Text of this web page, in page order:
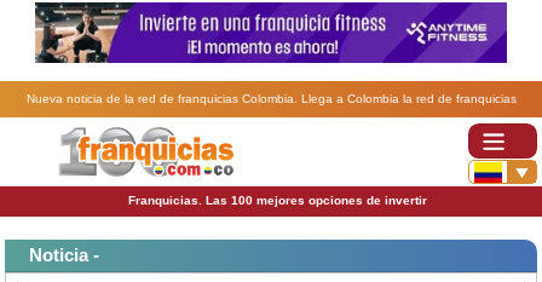
Nueva noticia de la red de franquicias Colombia. Llega a Colombia la red de franquicias
Franquicias. Las 100 mejores opciones de invertir
Noticia -